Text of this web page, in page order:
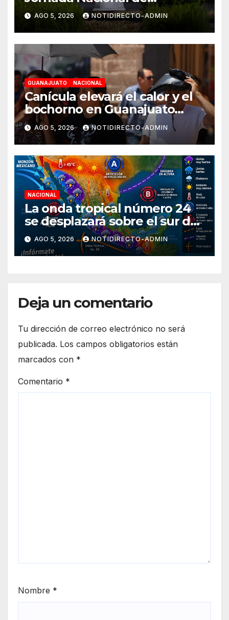
Reforestación el 9 de agosto
AGO 5, 2026 NOTIDIRECTO-ADMIN
GUANAJUATO NACIONAL
Canícula elevará el calor y el
bochorno en Guanajuato
durante agosto
AGO 5, 2026 NOTIDIRECTO-ADMIN
NACIONAL
La onda tropical número 24
se desplazará sobre el sur del
territorio nacional
AGO 5, 2026 NOTIDIRECTO-ADMIN
Deja un comentario
Tu dirección de correo electrónico no será
publicada. Los campos obligatorios están
marcados con *
Comentario *
Nombre *